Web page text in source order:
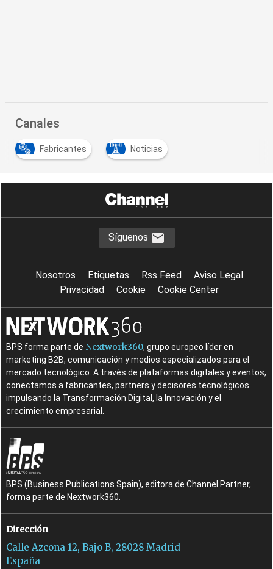
Canales
Fabricantes Noticias
Síguenos
Nosotros Etiquetas Rss Feed
Aviso Legal
Privacidad
Cookie Cookie Center
BPS forma parte de Nextwork360, grupo europeo líder en
marketing B2B, comunicación y medios especializados para el
mercado tecnológico. A través de plataformas digitales y eventos,
conectamos a fabricantes, partners y decisores tecnológicos
impulsando la Transformación Digital, la Innovación y el
crecimiento empresarial.
BPS (Business Publications Spain), editora de Channel Partner,
forma parte de Nextwork360.
Dirección
Calle Azcona 12, Bajo B, 28028 Madrid
España